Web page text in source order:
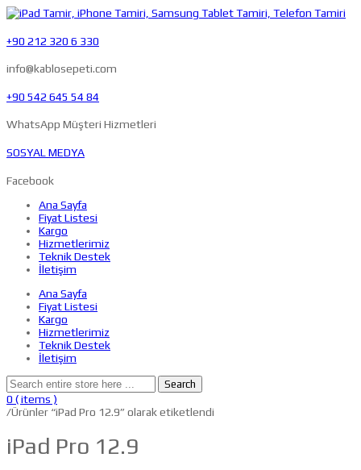
+90 212 320 6 330
info@kablosepeti.com
+90 542 645 54 84
WhatsApp Müşteri Hizmetleri
SOSYAL MEDYA
Facebook
Ana Sayfa
Fiyat Listesi
Kargo
Hizmetlerimiz
Teknik Destek
İletişim
Ana Sayfa
Fiyat Listesi
Kargo
Hizmetlerimiz
Teknik Destek
İletişim
Search
0 ( items )
/Ürünler “iPad Pro 12.9” olarak etiketlendi
iPad Pro 12.9